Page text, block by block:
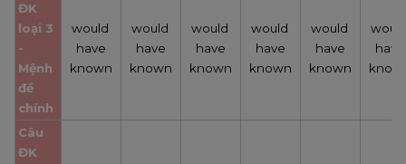
ĐK
loại 3
-
Mệnh
đề
chính
would
have
known
would
have
known
would
have
known
would
have
known
would
have
known
have
Câu
ĐK